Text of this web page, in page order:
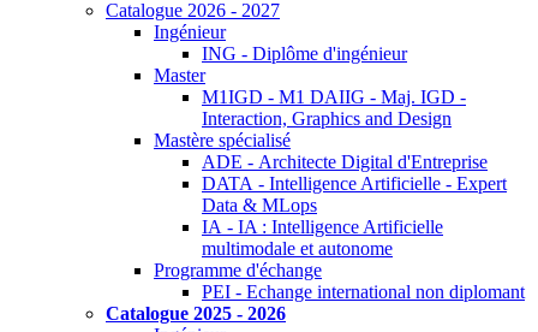
Catalogue 2026 - 2027
Ingénieur
ING - Diplôme d'ingénieur
Master
M1IGD - M1 DAIIG - Maj. IGD -
Interaction, Graphics and Design
Mastère spécialisé
ADE - Architecte Digital d'Entreprise
DATA - Intelligence Artificielle - Expert
Data & MLops
IA - IA : Intelligence Artificielle
multimodale et autonome
Programme d'échange
PEI - Echange international non diplomant
Catalogue 2025 - 2026